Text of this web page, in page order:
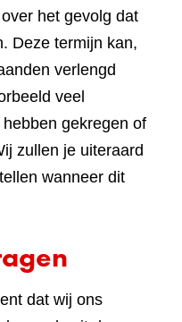
het gevolg dat
Deze termijn kan,
verlengd
veel
gekregen of
zullen je uiteraard
wanneer dit
dat wij ons